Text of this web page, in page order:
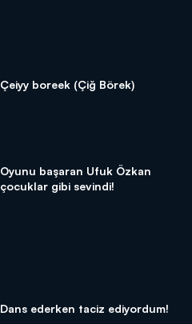
Çeiyy boreek (Çiğ Börek)
Oyunu başaran Ufuk Özkan
çocuklar gibi sevindi!
Dans ederken taciz ediyordum!